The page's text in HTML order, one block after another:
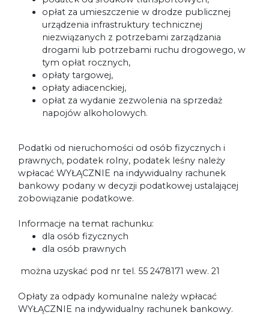
opłat za umieszczenie w drodze publicznej
urządzenia infrastruktury technicznej
niezwiązanych z potrzebami zarządzania
drogami lub potrzebami ruchu drogowego, w
tym opłat rocznych,
opłaty targowej,
opłaty adiacenckiej,
opłat za wydanie zezwolenia na sprzedaż
napojów alkoholowych.
Podatki od nieruchomości od osób fizycznych i
prawnych, podatek rolny, podatek leśny należy
wpłacać WYŁĄCZNIE na indywidualny rachunek
bankowy podany w decyzji podatkowej ustalającej
zobowiązanie podatkowe.
Informacje na temat rachunku:
dla osób fizycznych
dla osób prawnych
można uzyskać pod nr tel. 55 2478171 wew. 21
Opłaty za odpady komunalne należy wpłacać
WYŁĄCZNIE na indywidualny rachunek bankowy.